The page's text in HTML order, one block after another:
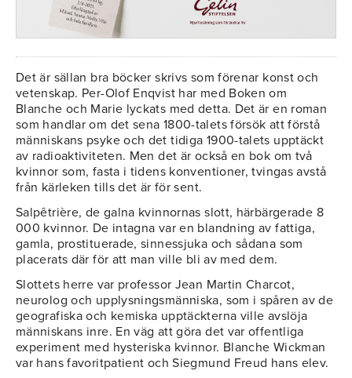
Det är sällan bra böcker skrivs som förenar konst och
vetenskap. Per-Olof Enqvist har med Boken om
Blanche och Marie lyckats med detta. Det är en roman
som handlar om det sena 1800-talets försök att förstå
människans psyke och det tidiga 1900-talets upptäckt
av radioaktiviteten. Men det är också en bok om två
kvinnor som, fasta i tidens konventioner, tvingas avstå
från kärleken tills det är för sent.
Salpêtrière, de galna kvinnornas slott, härbärgerade 8
000 kvinnor. De intagna var en blandning av fattiga,
gamla, prostituerade, sinnessjuka och sådana som
placerats där för att man ville bli av med dem.
Slottets herre var professor Jean Martin Charcot,
neurolog och upplysningsmänniska, som i spåren av de
geografiska och kemiska upptäckterna ville avslöja
människans inre. En väg att göra det var offentliga
experiment med hysteriska kvinnor. Blanche Wickman
var hans favoritpatient och Siegmund Freud hans elev.